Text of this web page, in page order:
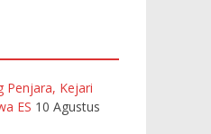
Penjara, Kejari
ES 10 Agustus